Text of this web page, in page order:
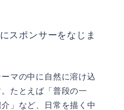
スポンサーをなじま
マの中に自然に溶け込
たとえば「普段の一
」など、日常を描く中